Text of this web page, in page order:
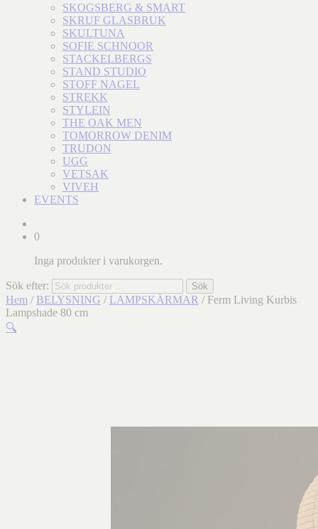
SKOGSBERG & SMART
SKRUF GLASBRUK
SKULTUNA
SOFIE SCHNOOR
STACKELBERGS
STAND STUDIO
STOFF NAGEL
STREKK
STYLEIN
THE OAK MEN
TOMORROW DENIM
TRUDON
UGG
VETSAK
VIVEH
EVENTS
0
Inga produkter i varukorgen.
Sök efter: Sök
Hem / BELYSNING / LAMPSKÄRMAR / Ferm Living Kurbis
Lampshade 80 cm
🔍